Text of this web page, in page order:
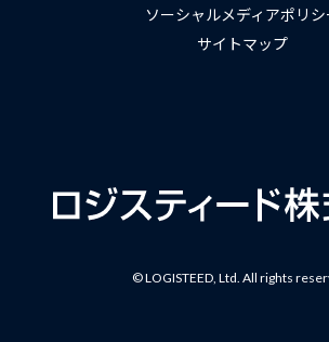
ソーシャルメディアポリシ
サイトマップ
© LOGISTEED, Ltd. All rights